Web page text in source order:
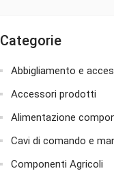
Categorie
Abbigliamento e
Accessori prodotti
Alimentazione
Cavi di comando e
Componenti Agricoli